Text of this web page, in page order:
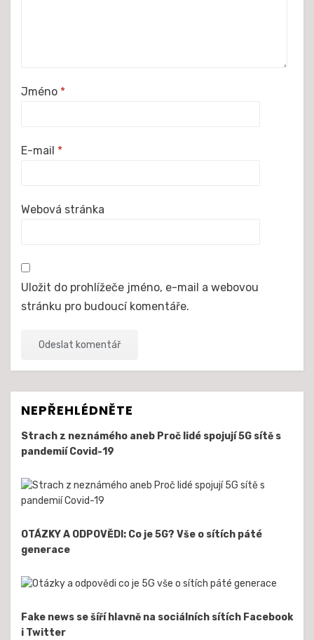
Jméno *
E-mail *
Webová stránka
Uložit do prohlížeče jméno, e-mail a webovou
stránku pro budoucí komentáře.
NEPŘEHLÉDNĚTE
Strach z neznámého aneb Proč lidé spojují 5G sítě s
pandemií Covid-19
OTÁZKY A ODPOVĚDI: Co je 5G? Vše o sítích páté
generace
Fake news se šíří hlavně na sociálních sítích Facebook
i Twitter